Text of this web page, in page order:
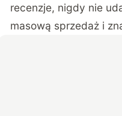
recenzje, nigdy nie
masową sprzedaż i